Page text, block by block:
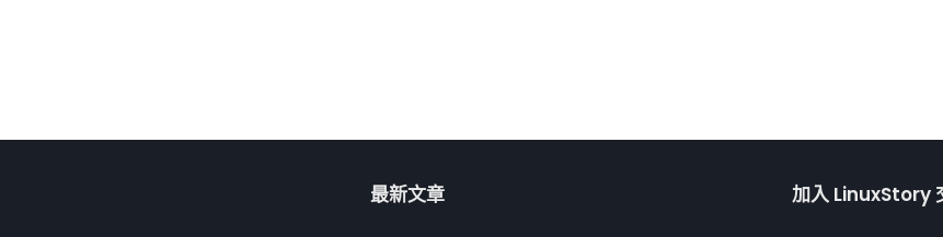
最新文章 加入 LinuxStory